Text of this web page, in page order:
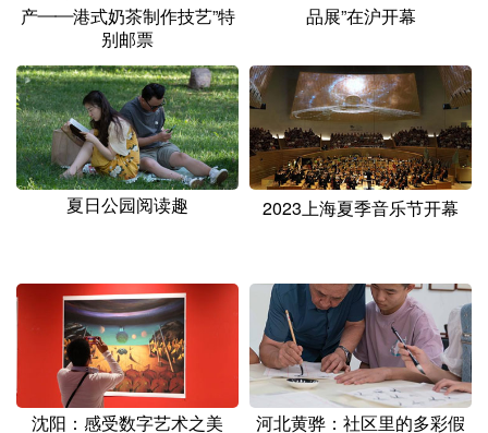
产——港式奶茶制作技艺”特
别邮票
品展”在沪开幕
夏日公园阅读趣 2023上海夏季音乐节开幕
沈阳：感受数字艺术之美
河北黄骅：社区里的多彩假